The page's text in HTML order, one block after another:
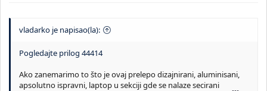
vladarko je napisao(la):
Pogledajte prilog 44414
Ako zanemarimo to što je ovaj prelepo dizajnirani, aluminisani,
apsolutno ispravni, laptop u sekciji gde se nalaze secirani